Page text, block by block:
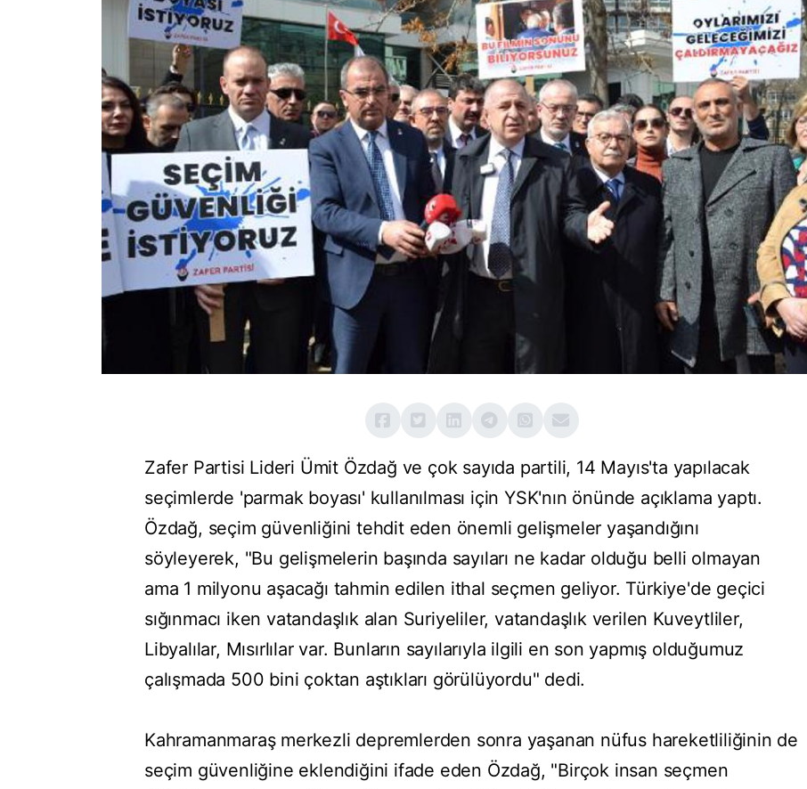
Zafer Partisi Lideri Ümit Özdağ ve çok sayıda partili, 14 Mayıs'ta yapılacak
seçimlerde 'parmak boyası' kullanılması için YSK'nın önünde açıklama yaptı.
Özdağ, seçim güvenliğini tehdit eden önemli gelişmeler yaşandığını
söyleyerek, "Bu gelişmelerin başında sayıları ne kadar olduğu belli olmayan
ama 1 milyonu aşacağı tahmin edilen ithal seçmen geliyor. Türkiye'de geçici
sığınmacı iken vatandaşlık alan Suriyeliler, vatandaşlık verilen Kuveytliler,
Libyalılar, Mısırlılar var. Bunların sayılarıyla ilgili en son yapmış olduğumuz
çalışmada 500 bini çoktan aştıkları görülüyordu" dedi.
Kahramanmaraş merkezli depremlerden sonra yaşanan nüfus hareketliliğinin de
seçim güvenliğine eklendiğini ifade eden Özdağ, "Birçok insan seçmen